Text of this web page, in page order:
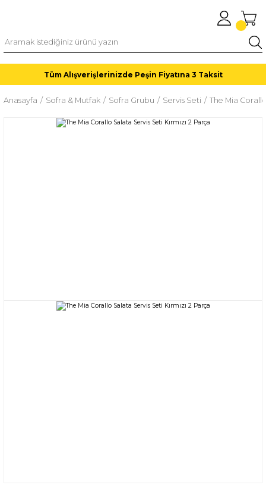
Tüm Alışverişlerinizde Peşin Fiyatına 3 Taksit
Anasayfa Sofra & Mutfak Sofra Grubu Servis Seti The Mia